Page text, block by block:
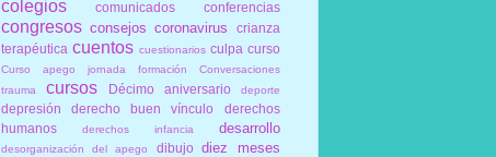
colegios comunicados conferencias
congresos consejos coronavirus
crianza
terapéutica cuentos cuestionarios culpa curso
Curso apego jornada formación Conversaciones
trauma
cursos Décimo aniversario deporte
depresión derecho buen vínculo
derechos
humanos
derechos infancia desarrollo
desorganización del apego dibujo diez meses